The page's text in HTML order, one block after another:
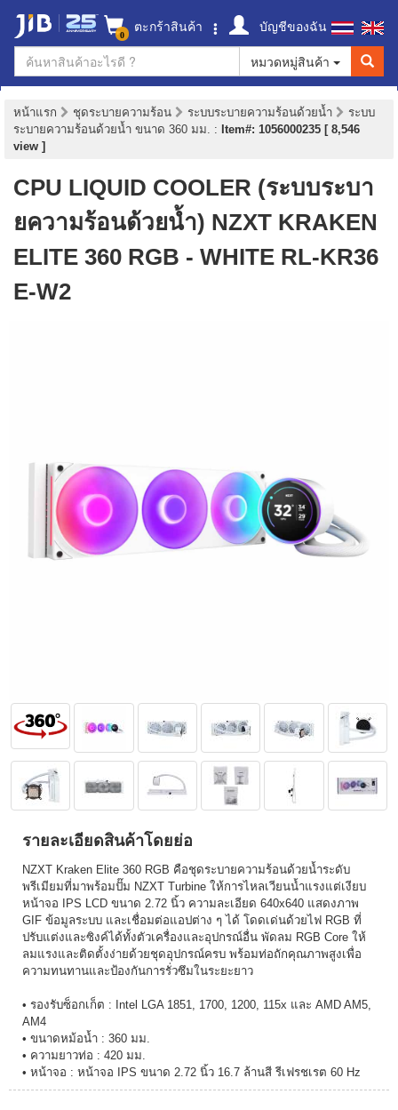
0 ตะกร้าสินค้า
บัญชีของฉัน
หมวดหมู่สินค้า
หน้าแรก ชุดระบายความร้อน ระบบระบายความร้อนด้วยน้ำ
ระบบ
ระบายความร้อนด้วยน้ำ ขนาด 360 มม. : Item#: 1056000235 [ 8,546
view ]
CPU LIQUID COOLER (ระบบระบา
ยความร้อนด้วยน้ำ) NZXT KRAKEN
ELITE 360 RGB - WHITE RL-KR36
E-W2
รายละเอียดสินค้าโดยย่อ
NZXT Kraken Elite 360 RGB คือชุดระบายความร้อนด้วยน้ำระดับ
พรีเมียมที่มาพร้อมปั๊ม NZXT Turbine ให้การไหลเวียนน้ำแรงแต่เงียบ
หน้าจอ IPS LCD ขนาด 2.72 นิ้ว ความละเอียด 640x640 แสดงภาพ
GIF ข้อมูลระบบ และเชื่อมต่อแอปต่าง ๆ ได้ โดดเด่นด้วยไฟ RGB ที่
ปรับแต่งและซิงค์ได้ทั้งตัวเครื่องและอุปกรณ์อื่น พัดลม RGB Core ให้
ลมแรงและติดตั้งง่ายด้วยชุดอุปกรณ์ครบ พร้อมท่อถักคุณภาพสูงเพื่อ
ความทนทานและป้องกันการรั่วซึมในระยะยาว
• รองรับซ็อกเก็ต : Intel LGA 1851, 1700, 1200, 115x และ AMD AM5,
AM4
• ขนาดหม้อน้ำ : 360 มม.
• ความยาวท่อ : 420 มม.
• หน้าจอ : หน้าจอ IPS ขนาด 2.72 นิ้ว 16.7 ล้านสี รีเฟรชเรต 60 Hz